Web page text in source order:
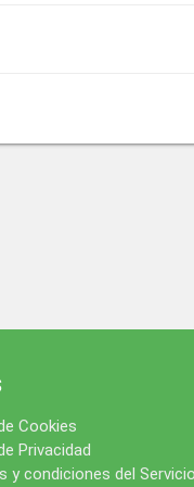
Cookies
Privacidad
y condiciones del Servicio